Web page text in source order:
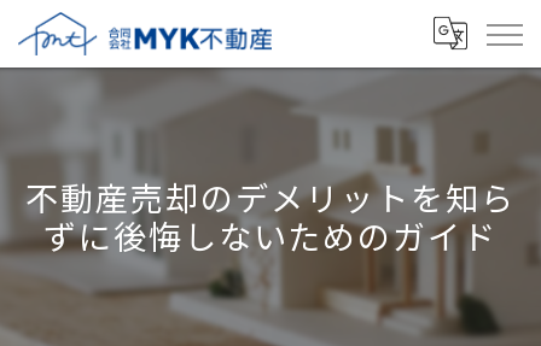
不動産売却のデメリットを知ら
ずに後悔しないためのガイド